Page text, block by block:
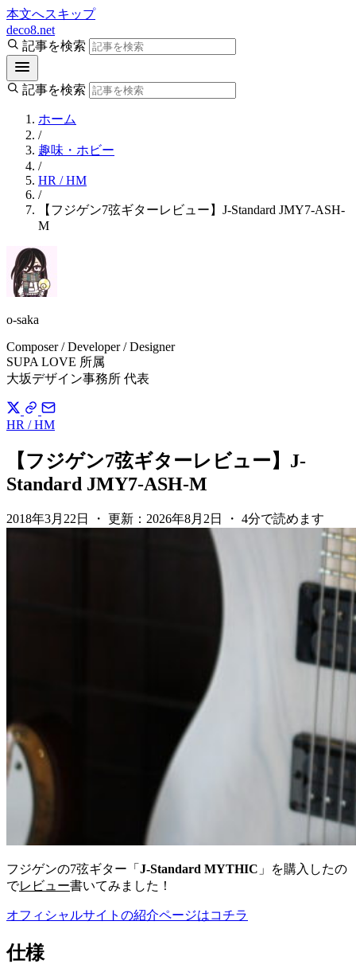
本文へスキップ
deco8.net
記事を検索
記事を検索
ホーム
/
趣味・ホビー
/
HR / HM
/
【フジゲン7弦ギターレビュー】J-Standard JMY7-ASH-
M
o-saka
Composer / Developer / Designer
SUPA LOVE 所属
大坂デザイン事務所 代表
HR / HM
【フジゲン7弦ギターレビュー】J-
Standard JMY7-ASH-M
2018年3月22日 ・ 更新： 2026年8月2日 ・ 4分で読めます
フジゲンの7弦ギター「 J-Standard MYTHIC 」を購入したの
でレビュー書いてみました！
オフィシャルサイトの紹介ページはコチラ
仕様